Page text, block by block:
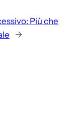
Più che
→